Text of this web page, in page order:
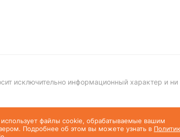
исключительно информационный характер и
использует файлы cookie, обрабатываемые вашим
Подробнее об этом вы можете узнать в